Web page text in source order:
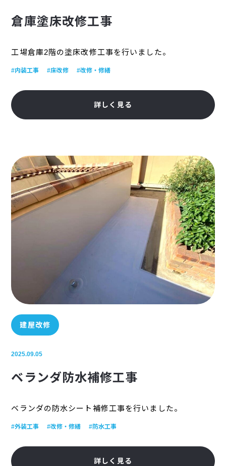
倉庫塗床改修工事
工場倉庫2階の塗床改修工事を行いました。
#内装工事 #床改修 #改修・修繕
詳しく見る
建屋改修
2025.09.05
ベランダ防水補修工事
ベランダの防水シート補修工事を行いました。
#外装工事 #改修・修繕 #防水工事
詳しく見る